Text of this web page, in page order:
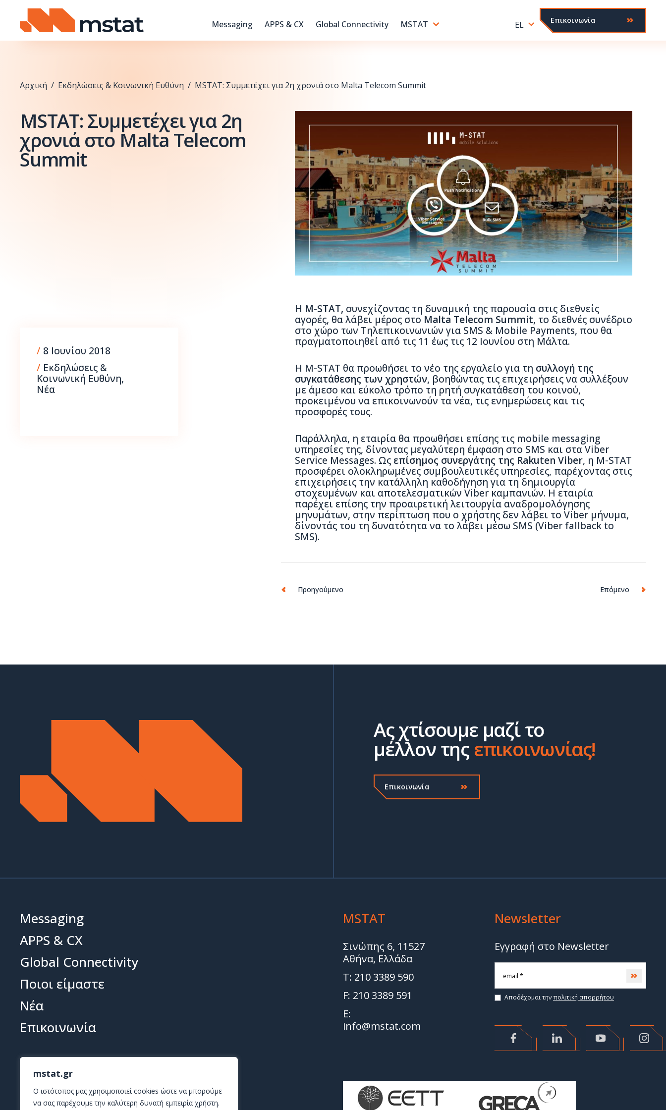
mstat.gr
O ιστότοπος μας χρησιμοποιεί cookies ώστε να μπορούμε
να σας παρέχουμε την καλύτερη δυνατή εμπειρία χρήστη.
Messaging
APPS & CX Global Connectivity MSTAT EL Επικοινωνία
Αρχική / Εκδηλώσεις & Κοινωνική Ευθύνη / MSTAT: Συμμετέχει για 2η χρονιά στο Malta Telecom Summit
MSTAT: Συμμετέχει για 2η
χρονιά στο Malta Telecom
Summit
/ 8 Ιουνίου 2018
/ Εκδηλώσεις &
Κοινωνική Ευθύνη,
Νέα
Η Μ-STAT, συνεχίζοντας τη δυναμική της παρουσία στις διεθνείς
αγορές, θα λάβει μέρος στο Malta Telecom Summit, το διεθνές συνέδριο
στο χώρο των Τηλεπικοινωνιών για SMS & Μobile Payments, που θα
πραγματοποιηθεί από τις 11 έως τις 12 Ιουνίου στη Μάλτα.
Η Μ-STAT θα προωθήσει το νέο της εργαλείο για τη συλλογή της
συγκατάθεσης των χρηστών, βοηθώντας τις επιχειρήσεις να συλλέξουν
με άμεσο και εύκολο τρόπο τη ρητή συγκατάθεση του κοινού,
προκειμένου να επικοινωνούν τα νέα, τις ενημερώσεις και τις
προσφορές τους.
Παράλληλα, η εταιρία θα προωθήσει επίσης τις mobile messaging
υπηρεσίες της, δίνοντας μεγαλύτερη έμφαση στο SMS και στα Viber
Service Messages. Ως επίσημος συνεργάτης της Rakuten Viber, η Μ-STAT
προσφέρει ολοκληρωμένες συμβουλευτικές υπηρεσίες, παρέχοντας στις
επιχειρήσεις την κατάλληλη καθοδήγηση για τη δημιουργία
στοχευμένων και αποτελεσματικών Viber καμπανιών. H εταιρία
παρέχει επίσης την προαιρετική λειτουργία αναδρομολόγησης
μηνυμάτων, στην περίπτωση που ο χρήστης δεν λάβει το Viber μήνυμα,
δίνοντάς του τη δυνατότητα να το λάβει μέσω SMS (Viber fallback to
SMS).
Προηγούμενο Επόμενο
Ας χτίσουμε μαζί το
μέλλον της επικοινωνίας!
Επικοινωνία
Messaging
APPS & CX
Global Connectivity
Ποιοι είμαστε
Νέα
Επικοινωνία
MSTAT
Σινώπης 6, 11527
Αθήνα, Ελλάδα
T: 210 3389 590
F: 210 3389 591
E:
info@mstat.com
Newsletter
Εγγραφή στο Newsletter
Αποδέχομαι τηνπολιτική απορρήτου